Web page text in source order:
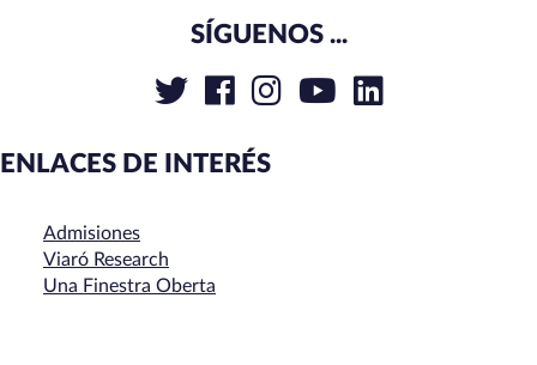
SÍGUENOS ...
ENLACES DE INTERÉS
Admisiones
Viaró Research
Una Finestra Oberta